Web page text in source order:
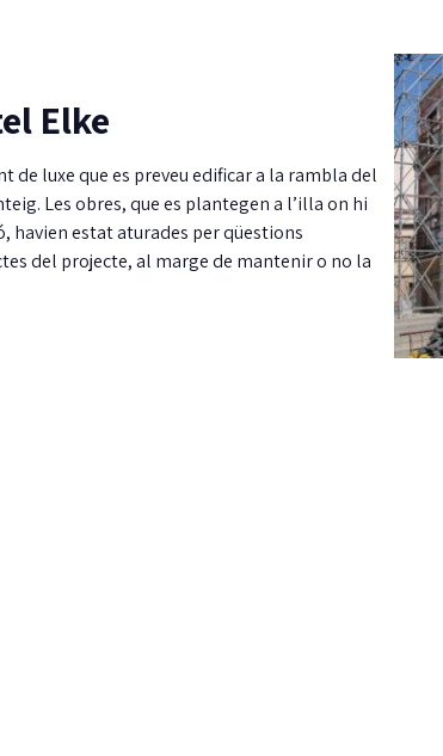
Elke
de luxe que es preveu edificar a la rambla del
Les obres, que es plantegen a l’illa on hi
havien estat aturades per qüestions
del projecte, al marge de mantenir o no la